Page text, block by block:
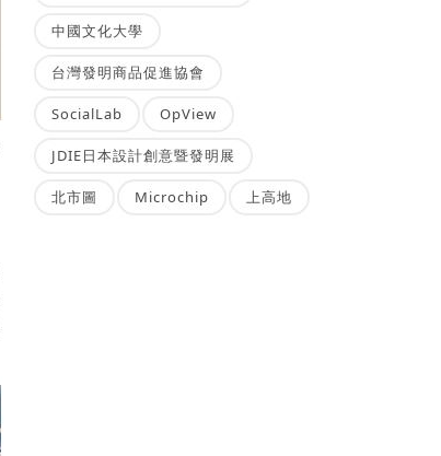
中國文化大學
台灣發明商品促進協會
SocialLab OpView
JDIE日本設計創意暨發明展
北市圖 Microchip 上高地